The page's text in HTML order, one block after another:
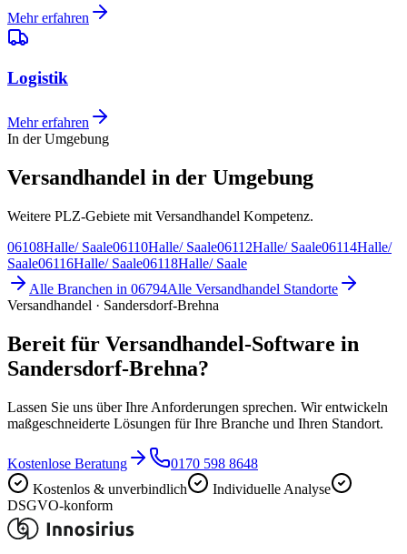
Mehr erfahren
Logistik
Mehr erfahren
In der Umgebung
Versandhandel in der Umgebung
Weitere PLZ-Gebiete mit Versandhandel Kompetenz.
06108Halle/ Saale06110Halle/ Saale06112Halle/ Saale06114Halle/
Saale06116Halle/ Saale06118Halle/ Saale
Alle Branchen in 06794Alle Versandhandel Standorte
Versandhandel · Sandersdorf-Brehna
Bereit für Versandhandel-Software in
Sandersdorf-Brehna?
Lassen Sie uns über Ihre Anforderungen sprechen. Wir entwickeln
maßgeschneiderte Lösungen für Ihre Branche und Ihren Standort.
Kostenlose Beratung
0170 598 8648
Kostenlos & unverbindlich
Individuelle Analyse
DSGVO-konform